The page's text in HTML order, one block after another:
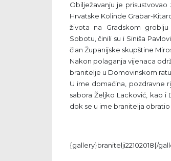
Obilježavanju je
Hrvatske Kolinde Grabar-
života na Gradskom
Sobotu, činili su i Siniša
član Županijske skupštine
Nakon polaganja vijenaca
branitelje u Domovinskom
U ime domaćina, pozdravne
sabora Željko Lacković, kao i
dok se u ime branitelja obratio
{gallery}branitelji22102018{/